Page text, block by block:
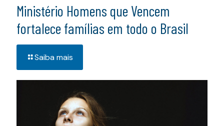
Ministério Homens que Vencem
fortalece famílias em todo o Brasil
Saiba mais